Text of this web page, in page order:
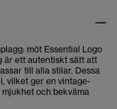
möt Essential Logo
är ett autentiskt sätt att
till alla stilar. Dessa
vilket ger en vintage-
och bekväma